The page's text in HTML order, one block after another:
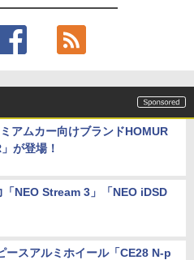
アムカー向けブランドHOMUR
が登場！
NEO Stream 3」「NEO iDSD
ースアルミホイール「CE28 N-p